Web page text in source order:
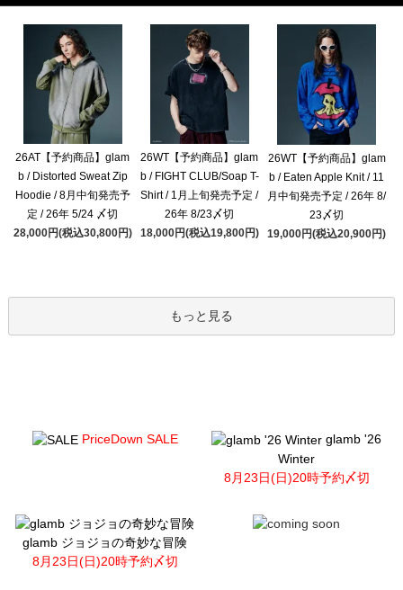
26AT【予約商品】glam
b / Distorted Sweat Zip
Hoodie / 8月中旬発売予
定 / 26年 5/24 〆切
28,000円(税込30,800円)
26WT【予約商品】glam
b / FIGHT CLUB/Soap T-
Shirt / 1月上旬発売予定 /
26年 8/23〆切
18,000円(税込19,800円)
26WT【予約商品】glam
b / Eaten Apple Knit / 11
月中旬発売予定 / 26年 8/
23〆切
19,000円(税込20,900円)
もっと見る
PriceDown SALE
glamb '26
Winter
8月23日(日)20時予約〆切
glamb ジョジョの奇妙な冒険
8月23日(日)20時予約〆切